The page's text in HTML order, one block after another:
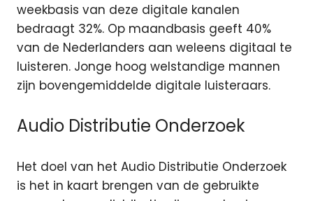
weekbasis van deze digitale kanalen
bedraagt 32%. Op maandbasis geeft 40%
van de Nederlanders aan weleens digitaal te
luisteren. Jonge hoog welstandige mannen
zijn bovengemiddelde digitale luisteraars.
Audio Distributie Onderzoek
Het doel van het Audio Distributie Onderzoek
is het in kaart brengen van de gebruikte